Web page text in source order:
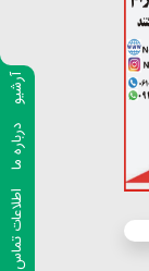
آرشیو
درباره ما
اطلاعات تماس